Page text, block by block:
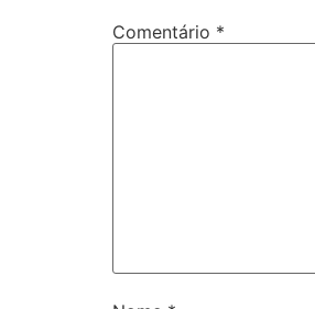
Comentário *